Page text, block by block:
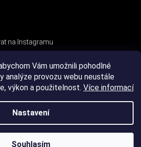
Vám umožnili pohodlné
analýze provozu webu neustále
výkon a použitelnost. Více informací
Nastavení
Souhlasím
na Instagramu